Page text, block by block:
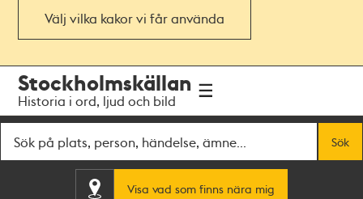
Välj vilka kakor vi får använda
navigationen
huvudinnehållet
Stockholmskällan
Historia i ord, ljud och bild
Sök
Visa vad som finns nära mig